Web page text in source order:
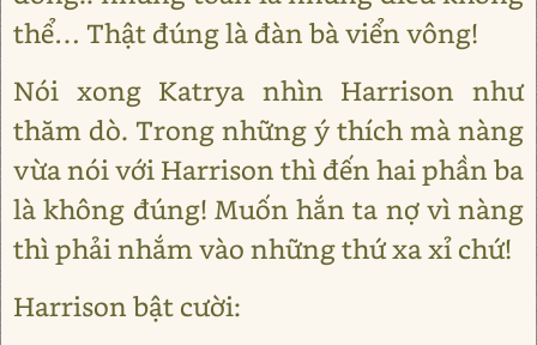
thể… Thật đúng là đàn bà viển vông!
Nói xong Katrya nhìn Harrison như
thăm dò. Trong những ý thích mà nàng
vừa nói với Harrison thì đến hai phần ba
là không đúng! Muốn hắn ta nợ vì nàng
thì phải nhắm vào những thứ xa xỉ chứ!
Harrison bật cười: